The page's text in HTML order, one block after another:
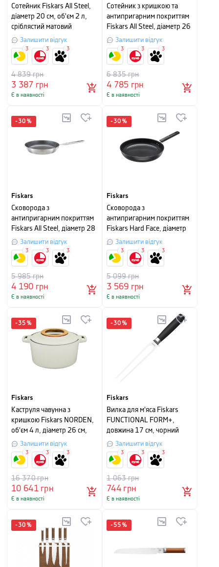
Сотейник Fiskars All Steel,
діаметр 20 см, об'єм 2 л,
сріблястий матовий
Залишити відгук
3 387 грн
4 839грн
Є в наявності
3 3 3
Сотейник з кришкою та
антипригарним покриттям
Fiskars All Steel, діаметр 26
см, сріблясто-сірий
Залишити відгук
4 785 грн
6 835грн
Є в наявності
3 3 3
-30 %
Fiskars
Сковорода з
антипригарним покриттям
Fiskars All Steel, діаметр 28
см, сріблясто-сірий
Залишити відгук
4 190 грн
5 985грн
Є в наявності
3 3 3
-30 %
Fiskars
Сковорода з
антипригарним покриттям
Fiskars Hard Face, діаметр
30 см, чорний
Залишити відгук
3 569 грн
5 099грн
Є в наявності
3 3 3
-35 %
Fiskars
Каструля чавунна з
кришкою Fiskars NORDEN,
об'єм 4 л, діаметр 26 см,
білийЗалишити відгук
10 641грн
16 370грн
Є в наявності
3 3 3
-30 %
Fiskars
Вилка для м'яса Fiskars
FUNCTIONAL FORM+,
довжина 17 см, чорний
Залишити відгук
744грн
1 063грн
Є в наявності
3 3 3
-30 % -55 %